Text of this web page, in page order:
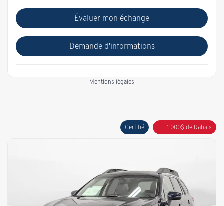
Évaluer mon échange
Demande d'informations
Mentions légales
Certifié 1 000$ de Rabais